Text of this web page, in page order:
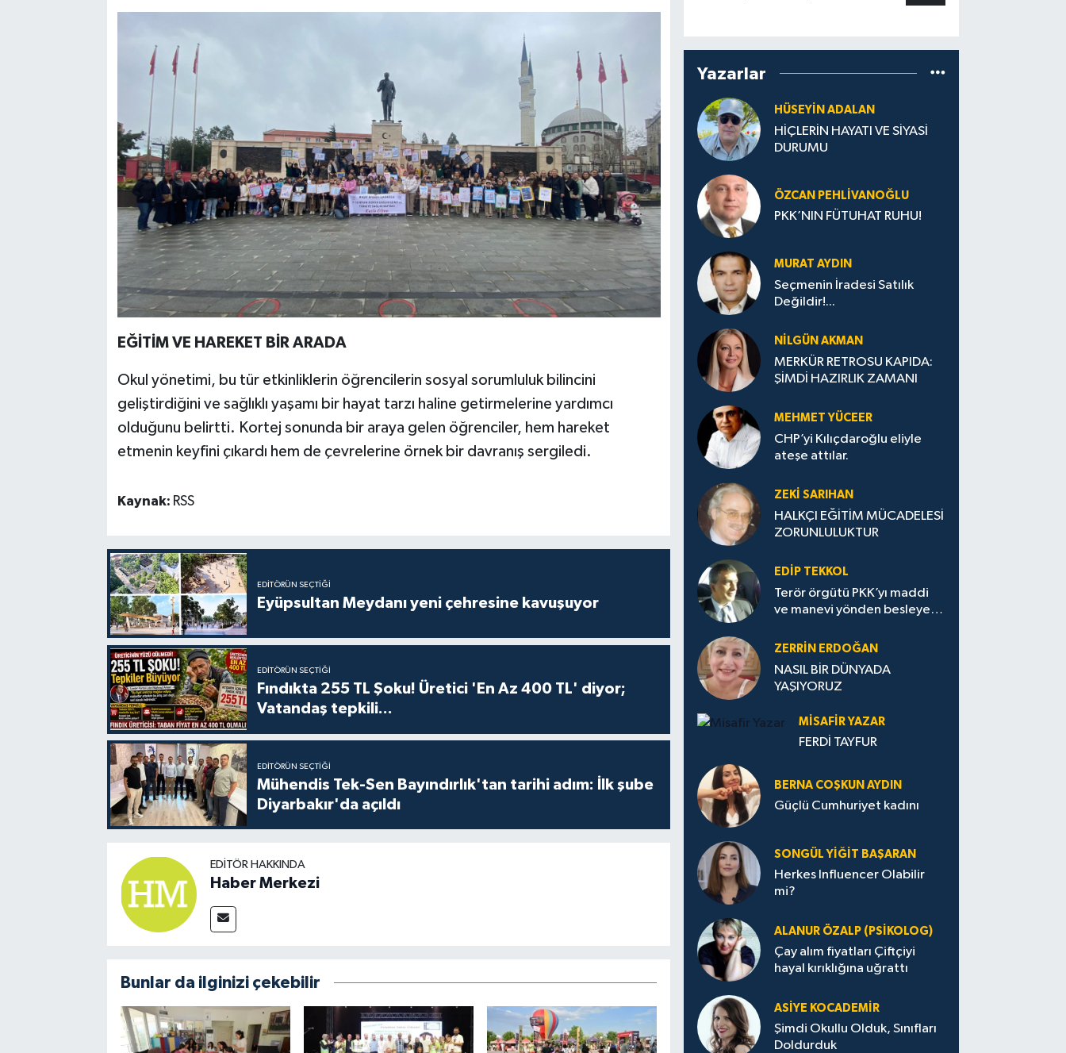
EĞİTİM VE HAREKET BİR ARADA
Okul yönetimi, bu tür etkinliklerin öğrencilerin sosyal sorumluluk bilincini
geliştirdiğini ve sağlıklı yaşamı bir hayat tarzı haline getirmelerine yardımcı
olduğunu belirtti. Kortej sonunda bir araya gelen öğrenciler, hem hareket
etmenin keyfini çıkardı hem de çevrelerine örnek bir davranış sergiledi.
Kaynak: RSS
EDITÖRÜN SEÇTIĞI
Eyüpsultan Meydanı yeni çehresine kavuşuyor
EDITÖRÜN SEÇTIĞI
Fındıkta 255 TL Şoku! Üretici 'En Az 400 TL' diyor;
Vatandaş tepkili...
EDITÖRÜN SEÇTIĞI
Mühendis Tek-Sen Bayındırlık'tan tarihi adım: İlk şube
Diyarbakır'da açıldı
EDITÖR HAKKINDA
Haber Merkezi
Bunlar da ilginizi çekebilir
Yazarlar
HÜSEYIN ADALAN
HİÇLERİN HAYATI VE SİYASİ
DURUMU
ÖZCAN PEHLIVANOĞLU
PKK’NIN FÜTUHAT RUHU!
MURAT AYDIN
Seçmenin İradesi Satılık
Değildir!...
NILGÜN AKMAN
MERKÜR RETROSU KAPIDA:
ŞİMDİ HAZIRLIK ZAMANI
MEHMET YÜCEER
CHP’yi Kılıçdaroğlu eliyle
ateşe attılar.
ZEKI SARIHAN
HALKÇI EĞİTİM MÜCADELESİ
ZORUNLULUKTUR
EDIP TEKKOL
Terör örgütü PKK’yı maddi
ve manevi yönden besleyen
ZERRIN ERDOĞAN
NASIL BİR DÜNYADA
YAŞIYORUZ
MISAFIR YAZAR
FERDİ TAYFUR
BERNA COŞKUN AYDIN
Güçlü Cumhuriyet kadını
SONGÜL YIĞIT BAŞARAN
Herkes Influencer Olabilir
mi?
ALANUR ÖZALP (PSIKOLOG)
Çay alım fiyatları Çiftçiyi
hayal kırıklığına uğrattı
ASIYE KOCADEMİR
Şimdi Okullu Olduk, Sınıfları
Doldurduk